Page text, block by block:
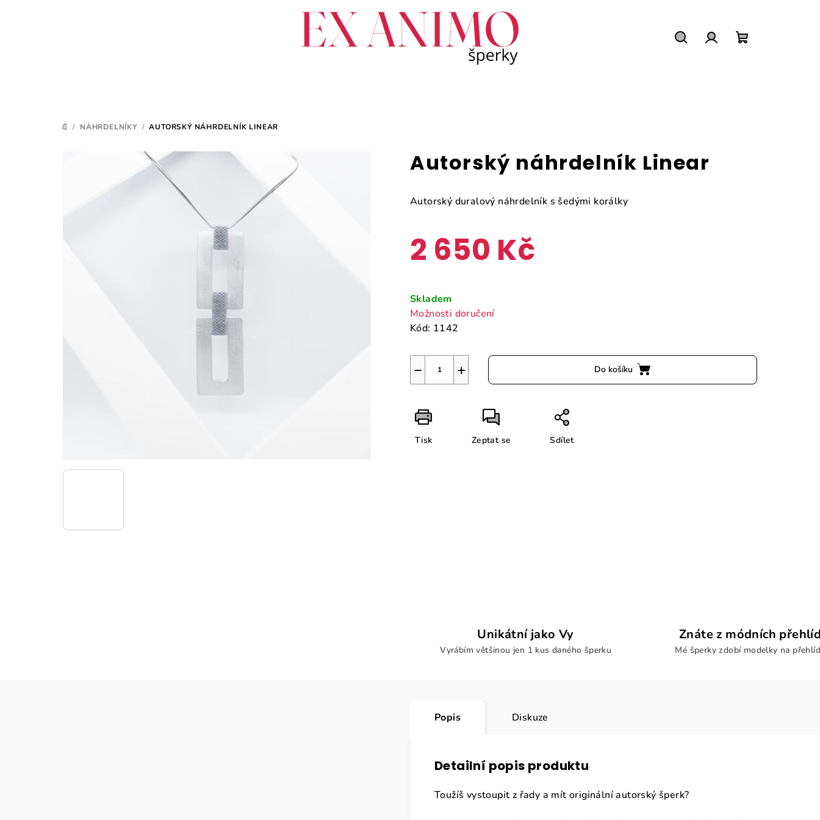
DOMŮ
/ NÁHRDELNÍKY / AUTORSKÝ NÁHRDELNÍK LINEAR
Autorský náhrdelník Linear
Autorský duralový náhrdelník s šedými korálky
2 650 Kč
cena:
Skladem
Možnosti doručení
Kód: 1142
+
− Do košíku
Tisk Zeptat se Sdílet
Unikátní jako Vy
Vyrábím většinou jen 1 kus daného šperku
Znáte z módních
Mé šperky zdobí modelky na
Popis Diskuze
Detailní popis produktu
Toužíš vystoupit z řady a mít originální autorský šperk?